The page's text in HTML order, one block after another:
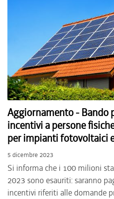
Aggiornamento - Bando
incentivi a persone
per impianti fotovoltaici
5 dicembre 2023
Si informa che i 100 milioni
2023 sono esauriti: saranno
incentivi riferiti alle domande